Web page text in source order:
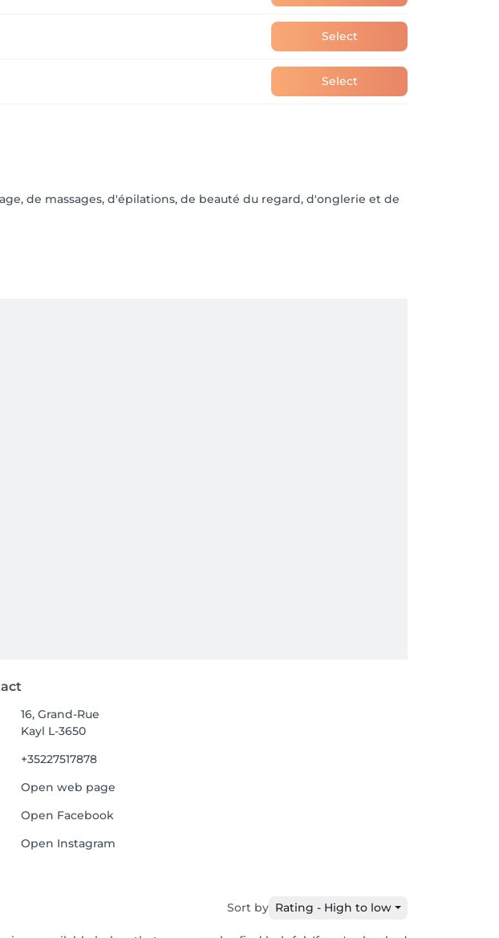
Select
Select
de massages, d'épilations, de beauté du regard, d'onglerie et de
16, Grand-Rue
Kayl L-3650
+35227517878
Open web page
Open Facebook
Open Instagram
Sort by Rating - High to low